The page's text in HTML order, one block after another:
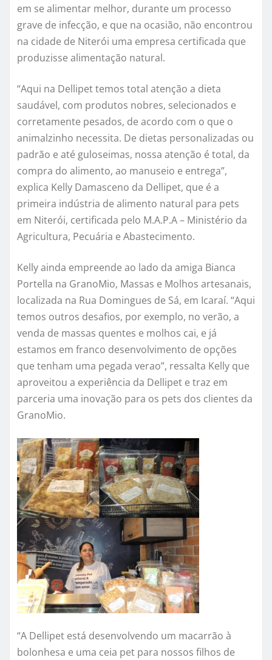
em se alimentar melhor, durante um processo
grave de infecção, e que na ocasião, não encontrou
na cidade de Niterói uma empresa certificada que
produzisse alimentação natural.
“Aqui na Dellipet temos total atenção a dieta
saudável, com produtos nobres, selecionados e
corretamente pesados, de acordo com o que o
animalzinho necessita. De dietas personalizadas ou
padrão e até guloseimas, nossa atenção é total, da
compra do alimento, ao manuseio e entrega”,
explica Kelly Damasceno da Dellipet, que é a
primeira indústria de alimento natural para pets
em Niterói, certificada pelo M.A.P.A – Ministério da
Agricultura, Pecuária e Abastecimento.
Kelly ainda empreende ao lado da amiga Bianca
Portella na GranoMio, Massas e Molhos artesanais,
localizada na Rua Domingues de Sá, em Icaraí. “Aqui
temos outros desafios, por exemplo, no verão, a
venda de massas quentes e molhos cai, e já
estamos em franco desenvolvimento de opções
que tenham uma pegada verao”, ressalta Kelly que
aproveitou a experiência da Dellipet e traz em
parceria uma inovação para os pets dos clientes da
GranoMio.
“A Dellipet está desenvolvendo um macarrão à
bolonhesa e uma ceia pet para nossos filhos de